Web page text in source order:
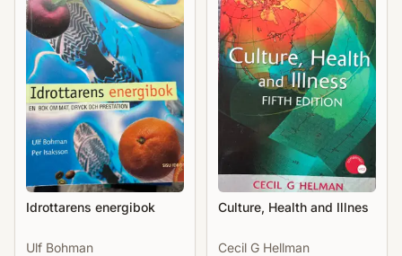
Idrottarens energibok
Ulf Bohman
Culture, Health and Illnes
Cecil G Hellman